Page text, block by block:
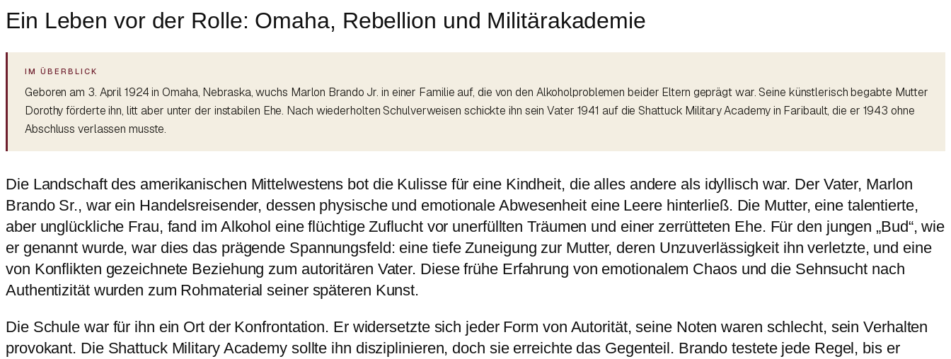
Ein Leben vor der Rolle: Omaha, Rebellion und Militärakademie
Geboren am 3. April 1924 in Omaha, Nebraska, wuchs Marlon Brando Jr. in einer Familie auf, die von den Alkoholproblemen beider Eltern geprägt war. Seine künstlerisch begabte Mutter
Dorothy förderte ihn, litt aber unter der instabilen Ehe. Nach wiederholten Schulverweisen schickte ihn sein Vater 1941 auf die Shattuck Military Academy in Faribault, die er 1943 ohne
Abschluss verlassen musste.
Die Landschaft des amerikanischen Mittelwestens bot die Kulisse für eine Kindheit, die alles andere als idyllisch war. Der Vater, Marlon
Brando Sr., war ein Handelsreisender, dessen physische und emotionale Abwesenheit eine Leere hinterließ. Die Mutter, eine talentierte,
aber unglückliche Frau, fand im Alkohol eine flüchtige Zuflucht vor unerfüllten Träumen und einer zerrütteten Ehe. Für den jungen „Bud“, wie
er genannt wurde, war dies das prägende Spannungsfeld: eine tiefe Zuneigung zur Mutter, deren Unzuverlässigkeit ihn verletzte, und eine
von Konflikten gezeichnete Beziehung zum autoritären Vater. Diese frühe Erfahrung von emotionalem Chaos und die Sehnsucht nach
Authentizität wurden zum Rohmaterial seiner späteren Kunst.
Die Schule war für ihn ein Ort der Konfrontation. Er widersetzte sich jeder Form von Autorität, seine Noten waren schlecht, sein Verhalten
provokant. Die Shattuck Military Academy sollte ihn disziplinieren, doch sie erreichte das Gegenteil. Brando testete jede Regel, bis er